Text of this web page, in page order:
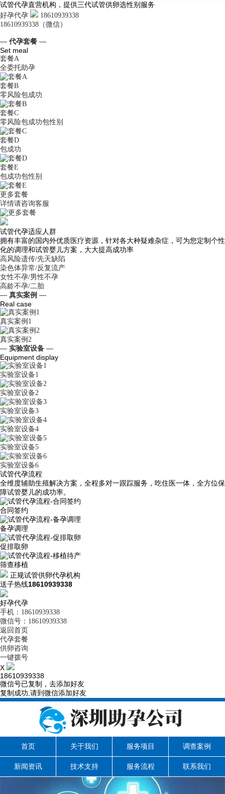
试管代孕直营机构，提供三代试管供卵选性别服务
好孕代孕
18610939338
18610939338（微信）
— 代孕套餐 —
Set meal
套餐A
全委托助孕
套餐B
零风险包成功
套餐C
零风险包成功包性别
套餐D
包成功
套餐E
包成功包性别
更多套餐
详情请咨询客服
试管代孕适应人群
拥有丰富的国内外优质医疗资源，针对各大种疑难杂症，可为您定制个性
化的调理和试管婴儿方案，大大提高成功率
高风险遗传/先天缺陷
染色体异常/反复流产
女性不孕/男性不孕
高龄不孕/二胎
— 真实案例 —
Real case
真实案例1
真实案例2
— 实验室设备 —
Equipment display
实验室设备1
实验室设备2
实验室设备3
实验室设备4
实验室设备5
实验室设备6
试管代孕流程
全维度辅助生殖解决方案，全程多对一跟踪服务，吃住医一体，全方位保
障试管婴儿的成功率。
合同签约
备孕调理
促排取卵
筛查移植
正规试管供卵代孕机构
送子热线18610939338
好孕代孕
手机：18610939338
微信号：18610939338
返回首页
代孕套餐
供卵咨询
一键拨号
X
18610939338
微信号已复制，去添加好友
复制成功,请到微信添加好友
首页 关于我们 服务项目 调查案例
新闻资讯 技术支持 服务流程 联系我们